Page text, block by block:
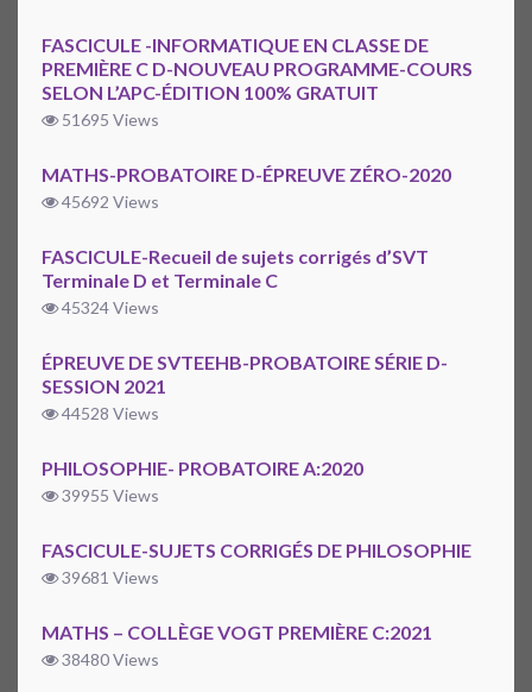
FASCICULE -INFORMATIQUE EN CLASSE DE
PREMIÈRE C D-NOUVEAU PROGRAMME-COURS
SELON L’APC-ÉDITION 100% GRATUIT
51695 Views
MATHS-PROBATOIRE D-ÉPREUVE ZÉRO-2020
45692 Views
FASCICULE-Recueil de sujets corrigés d’SVT
Terminale D et Terminale C
45324 Views
ÉPREUVE DE SVTEEHB-PROBATOIRE SÉRIE D-
SESSION 2021
44528 Views
PHILOSOPHIE- PROBATOIRE A:2020
39955 Views
FASCICULE-SUJETS CORRIGÉS DE PHILOSOPHIE
39681 Views
MATHS – COLLÈGE VOGT PREMIÈRE C:2021
38480 Views